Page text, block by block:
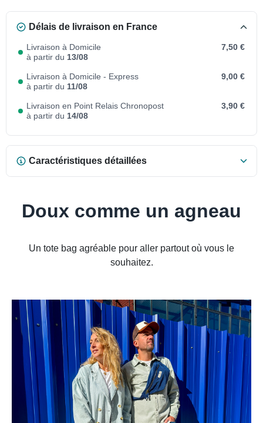
Délais de livraison en France
Livraison à Domicile
à partir du 13/08
7,50 €
Livraison à Domicile - Express
à partir du 11/08
9,00 €
Livraison en Point Relais Chronopost
à partir du 14/08
3,90 €
Caractéristiques détaillées
Doux comme un agneau
Un tote bag agréable pour aller partout où vous le
souhaitez.